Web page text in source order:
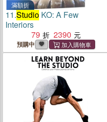
滿額折
11.Studio KO: A Few
Interiors
79
2390
預購中